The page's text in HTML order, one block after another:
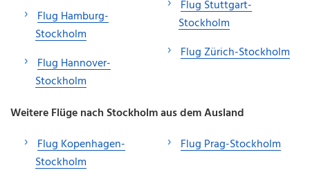
Flug Hamburg-
Stockholm
Flug Hannover-
Stockholm
Flug Stuttgart-
Stockholm
Flug Zürich-Stockholm
Weitere Flüge nach Stockholm aus dem Ausland
Flug Kopenhagen-
Stockholm
Flug Prag-Stockholm